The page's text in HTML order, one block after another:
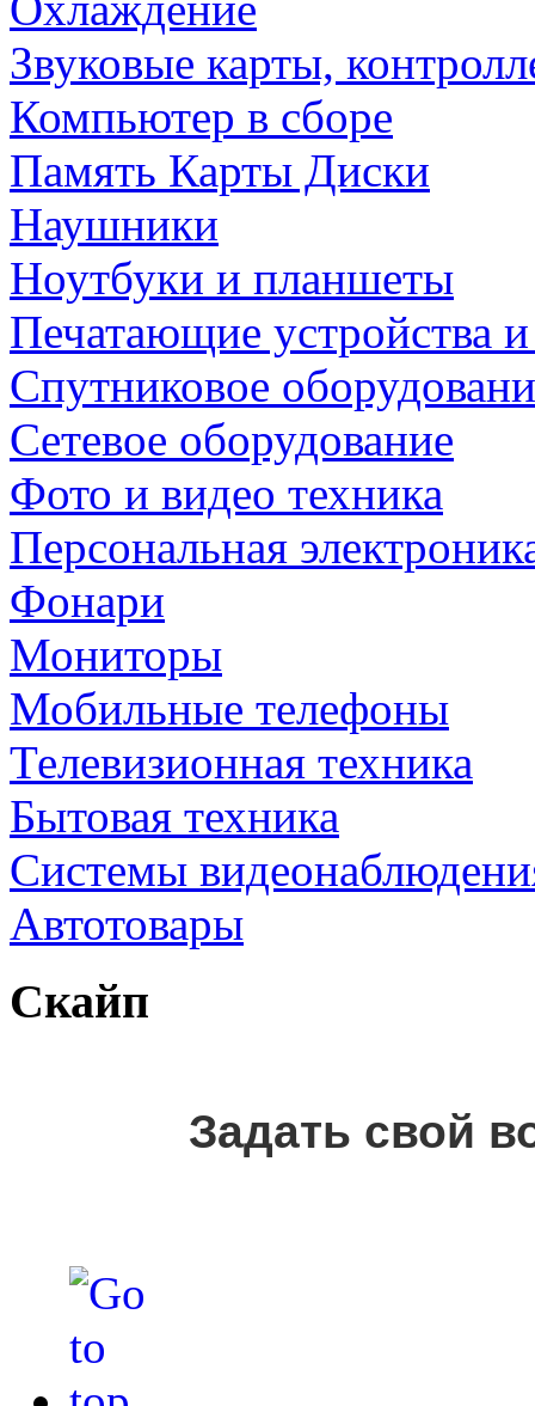
Звуковые карты,
Компьютер в сборе
Память Карты Диски
Наушники
Ноутбуки и планшеты
Печатающие устройства
Спутниковое
Сетевое оборудование
Фото и видео техника
Персональная
Фонари
Мониторы
Мобильные телефоны
Телевизионная техника
Бытовая техника
Cистемы
Автотовары
Скайп
Задать свой